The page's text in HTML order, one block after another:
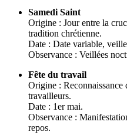
Samedi Saint
Origine : Jour entre la
tradition chrétienne.
Date : Date variable,
Observance : Veillées
Fête du travail
Origine : Reconnaissance
travailleurs.
Date : 1er mai.
Observance :
repos.